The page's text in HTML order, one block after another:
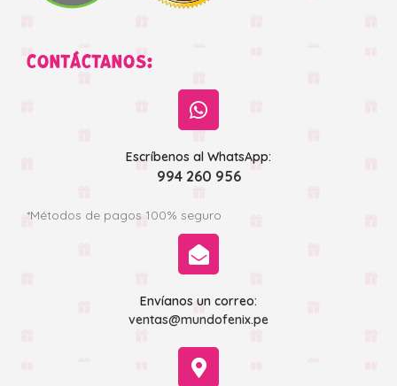
CONTÁCTANOS:
Escríbenos al WhatsApp:
994 260 956
*Métodos de pagos 100% seguro
Envíanos un correo:
ventas@mundofenix.pe